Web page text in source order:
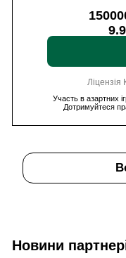
9.9
Участь в азартних
Дотримуйтеся